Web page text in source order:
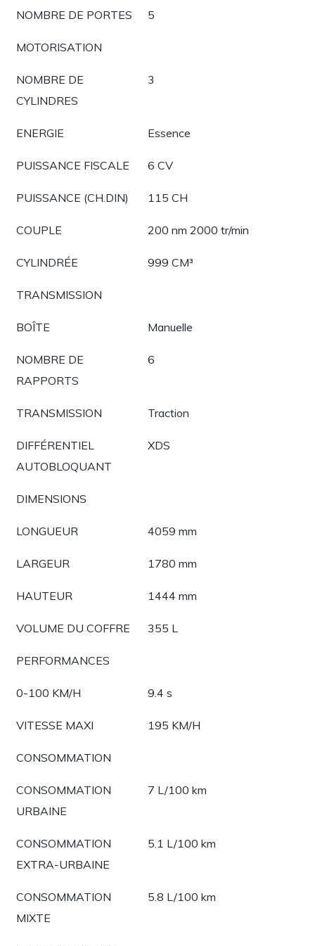
NOMBRE DE PORTES 5
MOTORISATION
NOMBRE DE
CYLINDRES
3
ENERGIE Essence
PUISSANCE FISCALE 6 CV
PUISSANCE (CH.DIN) 115 CH
COUPLE 200 nm 2000 tr/min
CYLINDRÉE 999 CM³
TRANSMISSION
BOÎTE Manuelle
NOMBRE DE
RAPPORTS
6
TRANSMISSION Traction
DIFFÉRENTIEL
AUTOBLOQUANT
XDS
DIMENSIONS
LONGUEUR 4059 mm
LARGEUR 1780 mm
HAUTEUR 1444 mm
VOLUME DU COFFRE 355 L
PERFORMANCES
0-100 KM/H 9.4 s
VITESSE MAXI 195 KM/H
CONSOMMATION
CONSOMMATION
URBAINE
7 L/100 km
CONSOMMATION
EXTRA-URBAINE
5.1 L/100 km
CONSOMMATION
MIXTE
5.8 L/100 km